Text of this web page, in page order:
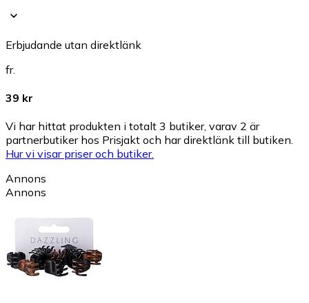
Erbjudande utan direktlänk
fr.
39 kr
Vi har hittat produkten i totalt 3 butiker, varav 2 är
partnerbutiker hos Prisjakt och har direktlänk till butiken.
Hur vi visar priser och butiker.
Annons
Annons